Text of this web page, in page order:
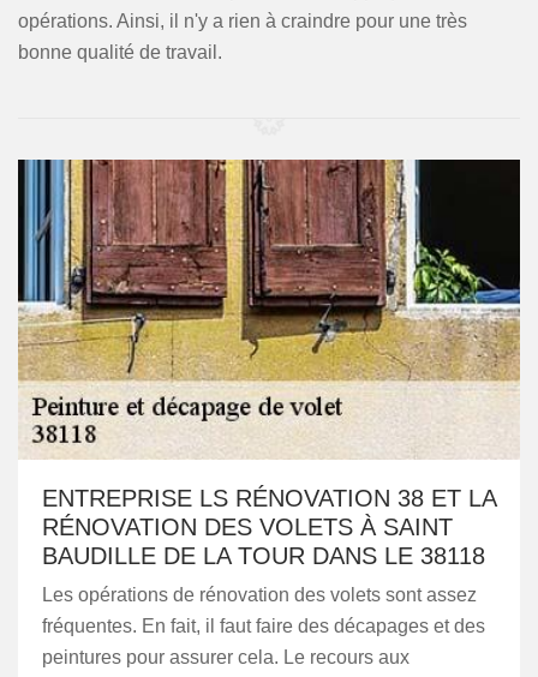
opérations. Ainsi, il n'y a rien à craindre pour une très
bonne qualité de travail.
ENTREPRISE LS RÉNOVATION 38 ET LA
RÉNOVATION DES VOLETS À SAINT
BAUDILLE DE LA TOUR DANS LE 38118
Les opérations de rénovation des volets sont assez
fréquentes. En fait, il faut faire des décapages et des
peintures pour assurer cela. Le recours aux